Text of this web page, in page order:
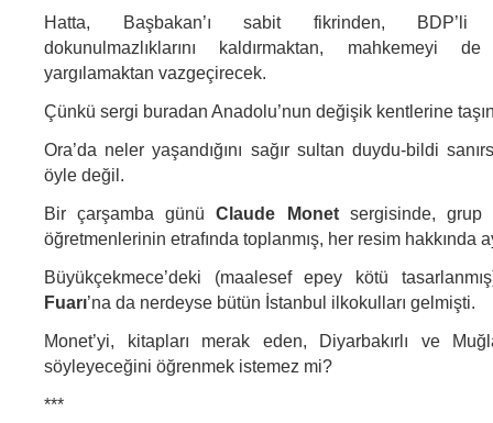
Hatta, Başbakan’ı sabit fikrinden, BDP’li
dokunulmazlıklarını kaldırmaktan, mahkemeyi
yargılamaktan vazgeçirecek.
Çünkü sergi buradan Anadolu’nun değişik kentlerine
Ora’da neler yaşandığını sağır sultan duydu-bildi
öyle değil.
Bir çarşamba günüClaude Monetsergisinde, grup
öğretmenlerinin etrafında toplanmış, her resim hakkında
Büyükçekmece’deki (maalesef epey kötü
Fuarı’na da nerdeyse bütün İstanbul ilkokulları gelmişti.
Monet’yi, kitapları merak eden, Diyarbakırlı ve
söyleyeceğini öğrenmek istemez mi?
***